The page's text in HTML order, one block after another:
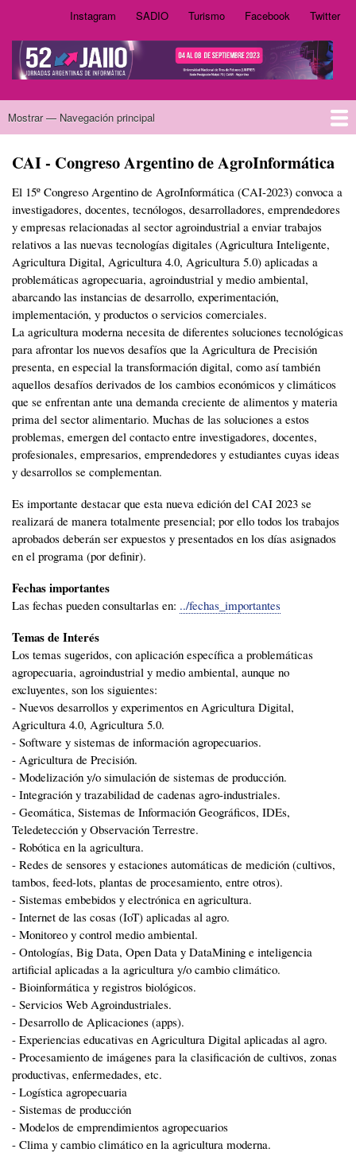
Pasar
contenido
principal
Instagram SADIO Turismo Facebook Twitter
52 JAIIO
Navegación
Mostrar — Navegación principal
Bienvenida
Novedades
Autoridades
Sponsors
Declarado de interés por
Simposios
Fechas Importantes
Conferencias Plenarias
Envío de Trabajos
CAI - Congreso Argentino de AgroInformática
El 15º Congreso Argentino de AgroInformática (CAI-2023) convoca a
investigadores, docentes, tecnólogos, desarrolladores, emprendedores
y empresas relacionadas al sector agroindustrial a enviar trabajos
relativos a las nuevas tecnologías digitales (Agricultura Inteligente,
Agricultura Digital, Agricultura 4.0, Agricultura 5.0) aplicadas a
problemáticas agropecuaria, agroindustrial y medio ambiental,
abarcando las instancias de desarrollo, experimentación,
implementación, y productos o servicios comerciales.
La agricultura moderna necesita de diferentes soluciones tecnológicas
para afrontar los nuevos desafíos que la Agricultura de Precisión
presenta, en especial la transformación digital, como así también
aquellos desafíos derivados de los cambios económicos y climáticos
que se enfrentan ante una demanda creciente de alimentos y materia
prima del sector alimentario. Muchas de las soluciones a estos
problemas, emergen del contacto entre investigadores, docentes,
profesionales, empresarios, emprendedores y estudiantes cuyas ideas
y desarrollos se complementan.
Es importante destacar que esta nueva edición del CAI 2023 se
realizará de manera totalmente presencial; por ello todos los trabajos
aprobados deberán ser expuestos y presentados en los días asignados
en el programa (por definir).
Fechas importantes
Las fechas pueden consultarlas en: ../fechas_importantes
Temas de Interés
Los temas sugeridos, con aplicación específica a problemáticas
agropecuaria, agroindustrial y medio ambiental, aunque no
excluyentes, son los siguientes:
- Nuevos desarrollos y experimentos en Agricultura Digital,
Agricultura 4.0, Agricultura 5.0.
- Software y sistemas de información agropecuarios.
- Agricultura de Precisión.
- Modelización y/o simulación de sistemas de producción.
- Integración y trazabilidad de cadenas agro-industriales.
- Geomática, Sistemas de Información Geográficos, IDEs,
Teledetección y Observación Terrestre.
- Robótica en la agricultura.
- Redes de sensores y estaciones automáticas de medición (cultivos,
tambos, feed-lots, plantas de procesamiento, entre otros).
- Sistemas embebidos y electrónica en agricultura.
- Internet de las cosas (IoT) aplicadas al agro.
- Monitoreo y control medio ambiental.
- Ontologías, Big Data, Open Data y DataMining e inteligencia
artificial aplicadas a la agricultura y/o cambio climático.
- Bioinformática y registros biológicos.
- Servicios Web Agroindustriales.
- Desarrollo de Aplicaciones (apps).
- Experiencias educativas en Agricultura Digital aplicadas al agro.
- Procesamiento de imágenes para la clasificación de cultivos, zonas
productivas, enfermedades, etc.
- Logística agropecuaria
- Sistemas de producción
- Modelos de emprendimientos agropecuarios
- Clima y cambio climático en la agricultura moderna.